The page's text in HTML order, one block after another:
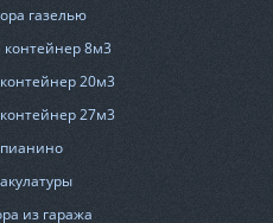
газелью
контейнер 8м3
20м3
27м3
из гаража